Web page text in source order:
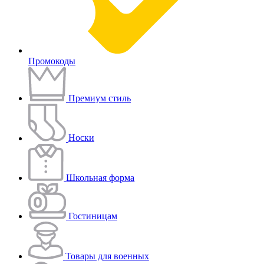
Промокоды
Премиум стиль
Носки
Школьная форма
Гостиницам
Товары для военных